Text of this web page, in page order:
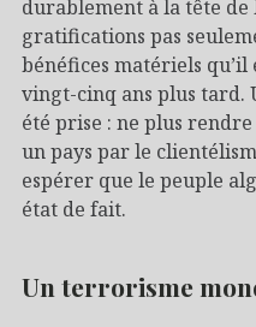
durablement à la tête de
gratifications pas
bénéfices matériels
vingt-cinq ans plus tard.
été prise : ne plus
un pays par le
espérer que le peuple
état de fait.
Un terrorisme